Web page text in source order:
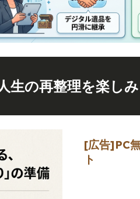
生の再整理を楽し
[広告]PC
ト